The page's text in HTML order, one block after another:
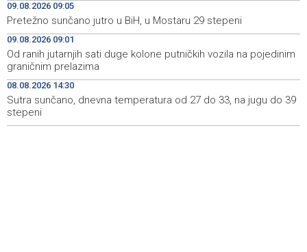
06:53
Od ranih jutarnjih sati duge kolone vozila na graničnim
prelazima na izlazu iz BiH
23:13 Zrinjski u novu sezonu krenuo pobjedom
21:56
Čović: Sinjska alka potvrđuje važnost zajedništva
hrvatskog naroda
09.08.2026 09:05
Pretežno sunčano jutro u BiH, u Mostaru 29 stepeni
09.08.2026 09:01
Od ranih jutarnjih sati duge kolone putničkih vozila na pojedinim
graničnim prelazima
08.08.2026 14:30
Sutra sunčano, dnevna temperatura od 27 do 33, na jugu do 39
stepeni